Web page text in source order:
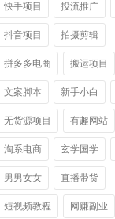
快手项目 投流推广
抖音项目 拍摄剪辑
拼多多电商 搬运项目
文案脚本 新手小白
无货源项目 有趣网站
淘系电商 玄学国学
男男女女 直播带货
短视频教程 网赚副业